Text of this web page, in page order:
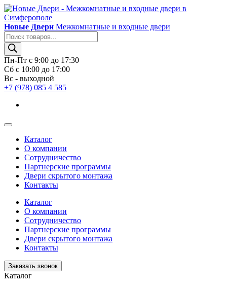
Новые Двери Межкомнатные и входные двери
Поиск
товаров
Пн-Пт с 9:00 до 17:30
Сб с 10:00 до 17:00
Вс - выходной
+7 (978) 085 4 585
Каталог
О компании
Сотрудничество
Партнерские программы
Двери скрытого монтажа
Контакты
Каталог
О компании
Сотрудничество
Партнерские программы
Двери скрытого монтажа
Контакты
Заказать звонок
Каталог